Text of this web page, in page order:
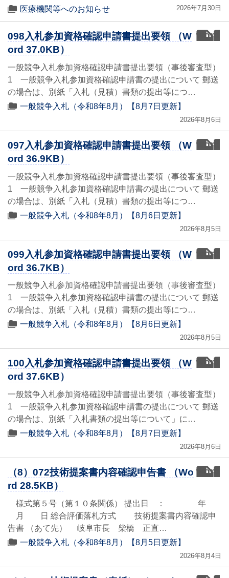
医療機関等へのお知らせ
2026年7月30日
word
098入札参加資格確認申請書提出要領 （W
ord 37.0KB）
一般競争入札参加資格確認申請書提出要領（事後審査型）
1 一般競争入札参加資格確認申請書の提出について 郵送
の場合は、別紙「入札（見積）書類の提出等につ…
一般競争入札（令和8年8月）【8月7日更新】
2026年8月6日
word
097入札参加資格確認申請書提出要領 （W
ord 36.9KB）
一般競争入札参加資格確認申請書提出要領（事後審査型）
1 一般競争入札参加資格確認申請書の提出について 郵送
の場合は、別紙「入札（見積）書類の提出等につ…
一般競争入札（令和8年8月）【8月6日更新】
2026年8月5日
word
099入札参加資格確認申請書提出要領 （W
ord 36.7KB）
一般競争入札参加資格確認申請書提出要領（事後審査型）
1 一般競争入札参加資格確認申請書の提出について 郵送
の場合は、別紙「入札（見積）書類の提出等につ…
一般競争入札（令和8年8月）【8月6日更新】
2026年8月5日
word
100入札参加資格確認申請書提出要領 （W
ord 37.6KB）
一般競争入札参加資格確認申請書提出要領（事後審査型）
1 一般競争入札参加資格確認申請書の提出について 郵送
の場合は、別紙「入札書類の提出等について」に…
一般競争入札（令和8年8月）【8月7日更新】
2026年8月6日
word
（8）072技術提案書内容確認申告書 （Wo
rd 28.5KB）
様式第５号（第１０条関係） 提出日 ： 年
月 日 総合評価落札方式 技術提案書内容確認申
告書 （あて先） 岐阜市長 柴橋 正直…
一般競争入札（令和8年8月）【8月5日更新】
2026年8月4日